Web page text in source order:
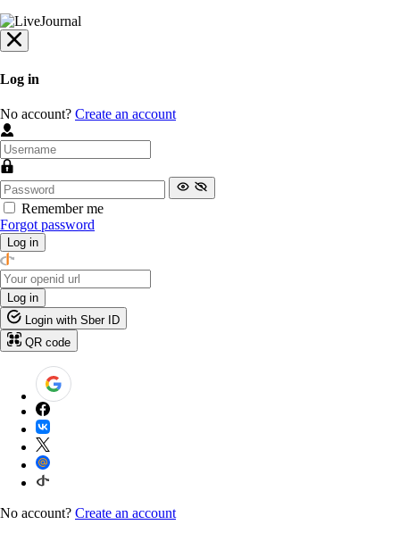
Log in
No account? Create an account
Remember me
Forgot password
Log in
Log in
Login with Sber ID
QR code
No account? Create an account